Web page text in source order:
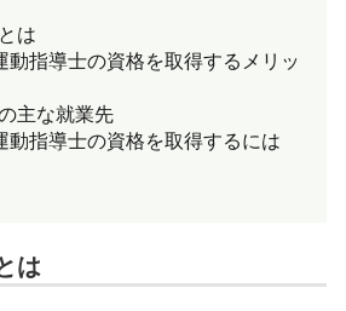
は
動指導士の資格を取得するメリッ
主な就業先
動指導士の資格を取得するには
は